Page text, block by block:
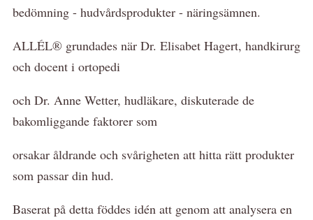
bedömning - hudvårdsprodukter - näringsämnen.
ALLÉL® grundades när Dr. Elisabet Hagert, handkirurg
och docent i ortopedi
och Dr. Anne Wetter, hudläkare, diskuterade de
bakomliggande faktorer som
orsakar åldrande och svårigheten att hitta rätt produkter
som passar din hud.
Baserat på detta föddes idén att genom att analysera en